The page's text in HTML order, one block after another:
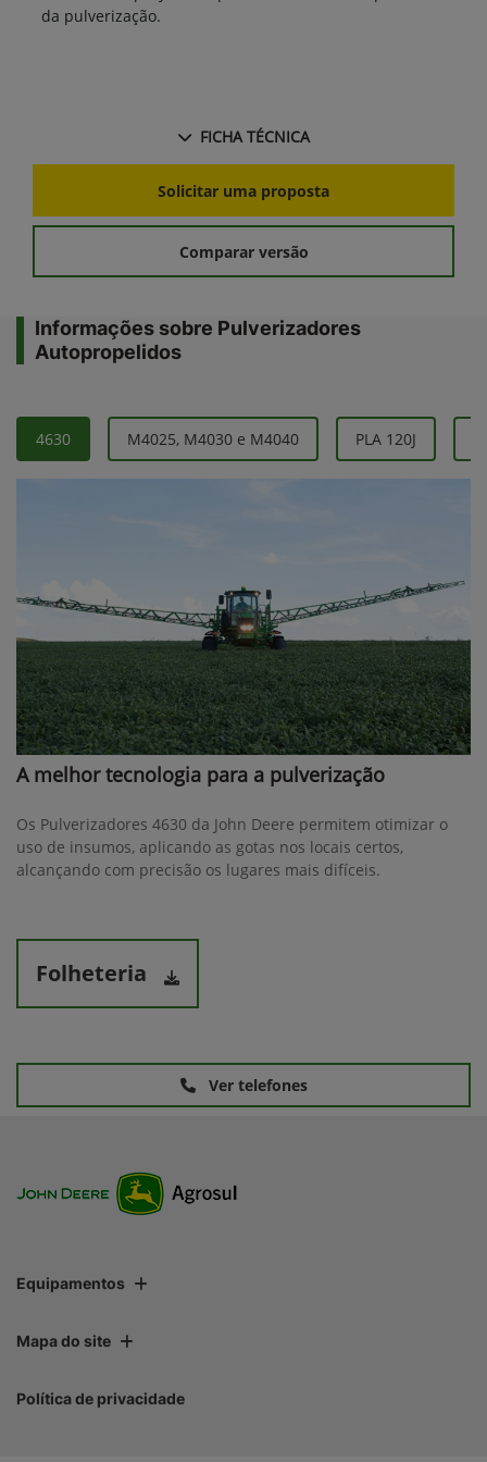
da pulverização.
FICHA TÉCNICA
Solicitar uma proposta
Comparar versão
Informações sobre Pulverizadores
Autopropelidos
4630 M4025, M4030 e M4040 PLA 120J
A melhor tecnologia para a pulverização
Os Pulverizadores 4630 da John Deere permitem otimizar o
uso de insumos, aplicando as gotas nos locais certos,
alcançando com precisão os lugares mais difíceis.
Folheteria
Ver telefones
Equipamentos
Mapa do site
Política de privacidade